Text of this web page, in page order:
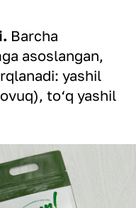
Barcha
asoslangan,
yashil
to‘q yashil